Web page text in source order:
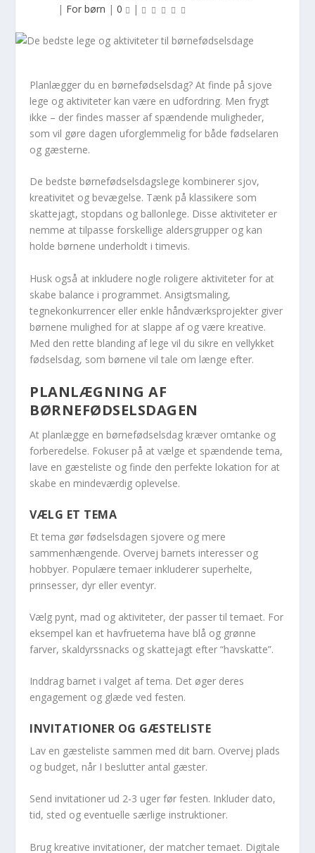
| For børn |0 |
Planlægger du en børnefødselsdag? At finde på sjove
lege og aktiviteter kan være en udfordring. Men frygt
ikke – der findes masser af spændende muligheder,
som vil gøre dagen uforglemmelig for både fødselaren
og gæsterne.
De bedste børnefødselsdagslege kombinerer sjov,
kreativitet og bevægelse. Tænk på klassikere som
skattejagt, stopdans og ballonlege. Disse aktiviteter er
nemme at tilpasse forskellige aldersgrupper og kan
holde børnene underholdt i timevis.
Husk også at inkludere nogle roligere aktiviteter for at
skabe balance i programmet. Ansigtsmaling,
tegnekonkurrencer eller enkle håndværksprojekter giver
børnene mulighed for at slappe af og være kreative.
Med den rette blanding af lege vil du sikre en vellykket
fødselsdag, som børnene vil tale om længe efter.
PLANLÆGNING AF
BØRNEFØDSELSDAGEN
At planlægge en børnefødselsdag kræver omtanke og
forberedelse. Fokuser på at vælge et spændende tema,
lave en gæsteliste og finde den perfekte lokation for at
skabe en mindeværdig oplevelse.
VÆLG ET TEMA
Et tema gør fødselsdagen sjovere og mere
sammenhængende. Overvej barnets interesser og
hobbyer. Populære temaer inkluderer superhelte,
prinsesser, dyr eller eventyr.
Vælg pynt, mad og aktiviteter, der passer til temaet. For
eksempel kan et havfruetema have blå og grønne
farver, skaldyrssnacks og skattejagt efter “havskatte”.
Inddrag barnet i valget af tema. Det øger deres
engagement og glæde ved festen.
INVITATIONER OG GÆSTELISTE
Lav en gæsteliste sammen med dit barn. Overvej plads
og budget, når I beslutter antal gæster.
Send invitationer ud 2-3 uger før festen. Inkluder dato,
tid, sted og eventuelle særlige instruktioner.
Brug kreative invitationer, der matcher temaet. Digitale